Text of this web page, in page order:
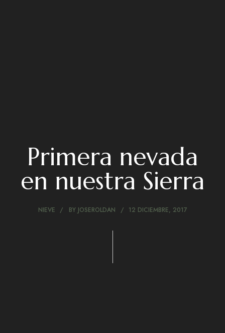
Primera nevada
en nuestra Sierra
NIEVE BY JOSEROLDAN 12 DICIEMBRE, 2017